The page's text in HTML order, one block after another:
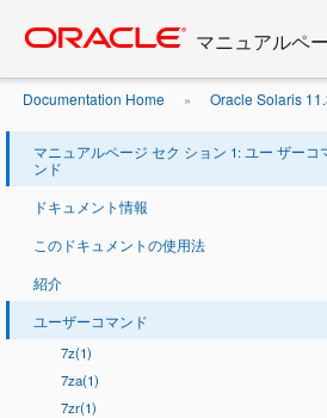
content
マニュアルペ
Documentation Home » Oracle Solaris
マニュアルページ セク ション 1: ユー ザーコ
ンド
ドキュメント情報
このドキュメントの使用法
紹介
ユーザーコマンド
7z(1)
7za(1)
7zr(1)